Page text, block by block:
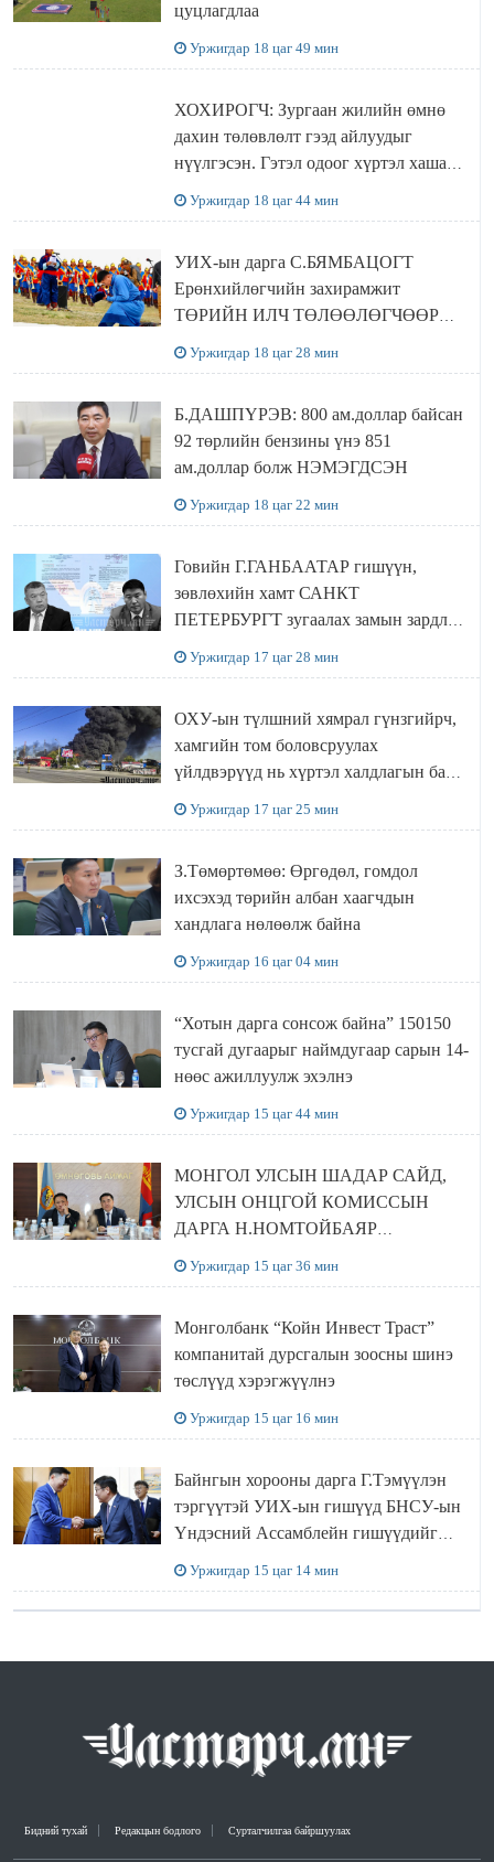
цуцлагдлаа
Уржигдар 18 цаг 49 мин
ХОХИРОГЧ: Зургаан жилийн өмнө
дахин төлөвлөлт гээд айлуудыг
нүүлгэсэн. Гэтэл одоог хүртэл хашаа
Уржигдар 18 цаг 44 мин
УИХ-ын дарга С.БЯМБАЦОГТ
Ерөнхийлөгчийн захирамжит
ТӨРИЙН ИЛЧ ТӨЛӨӨЛӨГЧӨӨР
Уржигдар 18 цаг 28 мин
Б.ДАШПҮРЭВ: 800 ам.доллар байсан
92 төрлийн бензины үнэ 851
ам.доллар болж НЭМЭГДСЭН
Уржигдар 18 цаг 22 мин
Говийн Г.ГАНБААТАР гишүүн,
зөвлөхийн хамт САНКТ
ПЕТЕРБУРГТ зугаалах замын зардлаа
Уржигдар 17 цаг 28 мин
ОХУ-ын түлшний хямрал гүнзгийрч,
хамгийн том боловсруулах
үйлдвэрүүд нь хүртэл халдлагын бай
Уржигдар 17 цаг 25 мин
З.Төмөртөмөө: Өргөдөл, гомдол
ихсэхэд төрийн албан хаагчдын
хандлага нөлөөлж байна
Уржигдар 16 цаг 04 мин
“Хотын дарга сонсож байна” 150150
тусгай дугаарыг наймдугаар сарын 14-
нөөс ажиллуулж эхэлнэ
Уржигдар 15 цаг 44 мин
МОНГОЛ УЛСЫН ШАДАР САЙД,
УЛСЫН ОНЦГОЙ КОМИССЫН
ДАРГА Н.НОМТОЙБАЯР
Уржигдар 15 цаг 36 мин
Монголбанк “Койн Инвест Траст”
компанитай дурсгалын зоосны шинэ
төслүүд хэрэгжүүлнэ
Уржигдар 15 цаг 16 мин
Байнгын хорооны дарга Г.Тэмүүлэн
тэргүүтэй УИХ-ын гишүүд БНСУ-ын
Үндэсний Ассамблейн гишүүдийг
Уржигдар 15 цаг 14 мин
Бидний тухай Редакцын бодлого Сурталчилгаа байршуулах